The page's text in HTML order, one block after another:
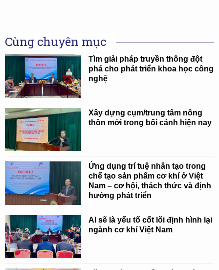
Cùng chuyên mục
Tìm giải pháp truyền thông đột
phá cho phát triển khoa học công
nghệ
Xây dựng cụm/trung tâm nông
thôn mới trong bối cảnh hiện nay
Ứng dụng trí tuệ nhân tạo trong
chế tạo sản phẩm cơ khí ở Việt
Nam – cơ hội, thách thức và định
hướng phát triển
AI sẽ là yếu tố cốt lõi định hình lại
ngành cơ khí Việt Nam